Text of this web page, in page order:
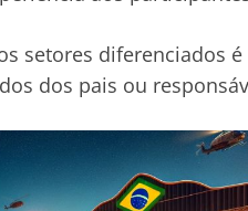
setores diferenciados é
dos pais ou